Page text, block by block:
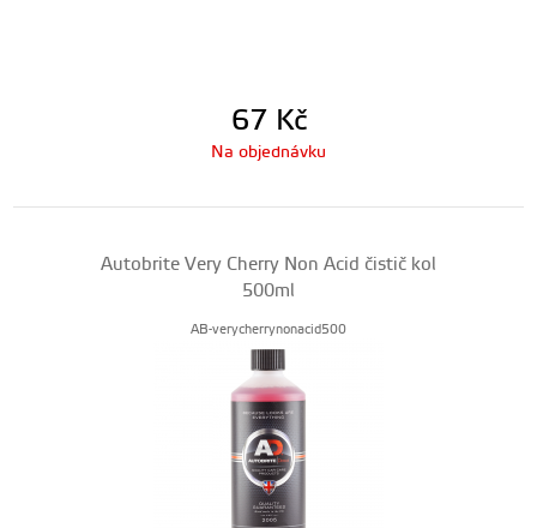
67 Kč
Na objednávku
Autobrite Very Cherry Non Acid čistič kol
500ml
AB-verycherrynonacid500